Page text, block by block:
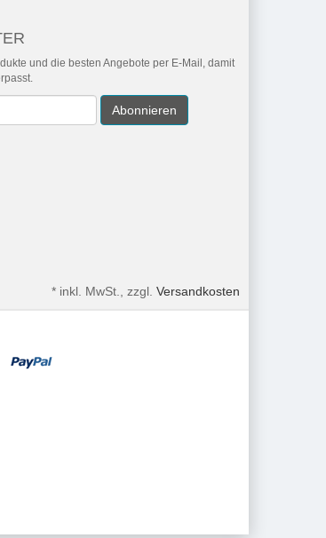
und die besten Angebote per E-Mail, damit
Abonnieren
* inkl. MwSt., zzgl. Versandkosten